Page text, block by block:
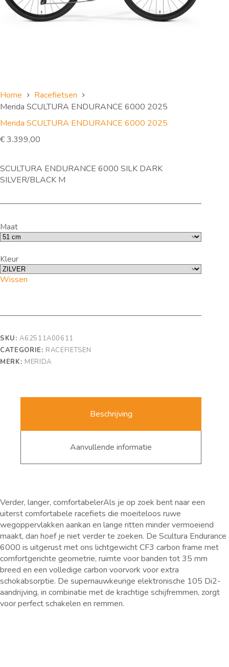
Home
Racefietsen
Merida SCULTURA ENDURANCE 6000 2025
Merida SCULTURA ENDURANCE 6000 2025
€3.399,00
SCULTURA ENDURANCE 6000 SILK DARK
SILVER/BLACK M
Maat
Kleur
Wissen
SKU:A62511A00611
CATEGORIE: RACEFIETSEN
MERK: MERIDA
Beschrijving
Aanvullende informatie
Verder, langer, comfortabelerAls je op zoek bent naar een
uiterst comfortabele racefiets die moeiteloos ruwe
wegoppervlakken aankan en lange ritten minder vermoeiend
maakt, dan hoef je niet verder te zoeken. De Scultura Endurance
6000 is uitgerust met ons lichtgewicht CF3 carbon frame met
comfortgerichte geometrie, ruimte voor banden tot 35 mm
breed en een volledige carbon voorvork voor extra
schokabsorptie. De supernauwkeurige elektronische 105 Di2-
aandrijving, in combinatie met de krachtige schijfremmen, zorgt
voor perfect schakelen en remmen.